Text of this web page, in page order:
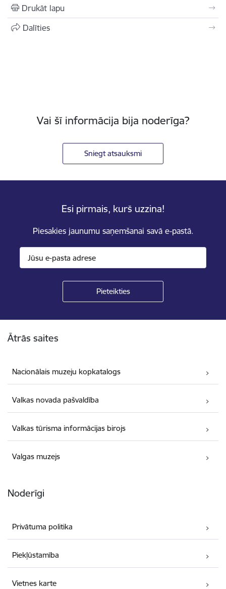
Drukāt lapu
Dalīties
Vai šī informācija bija noderīga?
Sniegt atsauksmi
Esi pirmais, kurš uzzina!
Piesakies jaunumu saņemšanai savā e-pastā.
Ātrās saites
Nacionālais muzeju kopkatalogs
Valkas novada pašvaldība
Valkas tūrisma informācijas birojs
Valgas muzejs
Noderīgi
Privātuma politika
Piekļūstamība
Vietnes karte